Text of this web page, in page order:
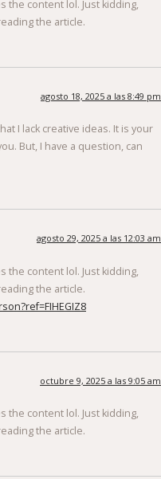
the content lol. Just kidding,
the article.
agosto 18, 2025 a las 8:49 pm
I lack creative ideas. It is your
But, I have a question, can
agosto 29, 2025 a las 12:03 am
the content lol. Just kidding,
the article.
octubre 9, 2025 a las 9:05 am
the content lol. Just kidding,
the article.